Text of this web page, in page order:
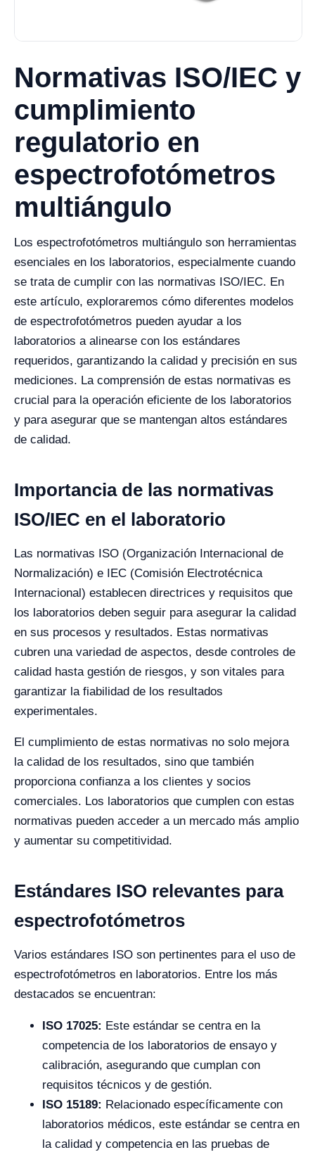
Normativas ISO/IEC y
cumplimiento
regulatorio en
espectrofotómetros
multiángulo
Los espectrofotómetros multiángulo son herramientas
esenciales en los laboratorios, especialmente cuando
se trata de cumplir con las normativas ISO/IEC. En
este artículo, exploraremos cómo diferentes modelos
de espectrofotómetros pueden ayudar a los
laboratorios a alinearse con los estándares
requeridos, garantizando la calidad y precisión en sus
mediciones. La comprensión de estas normativas es
crucial para la operación eficiente de los laboratorios
y para asegurar que se mantengan altos estándares
de calidad.
Importancia de las normativas
ISO/IEC en el laboratorio
Las normativas ISO (Organización Internacional de
Normalización) e IEC (Comisión Electrotécnica
Internacional) establecen directrices y requisitos que
los laboratorios deben seguir para asegurar la calidad
en sus procesos y resultados. Estas normativas
cubren una variedad de aspectos, desde controles de
calidad hasta gestión de riesgos, y son vitales para
garantizar la fiabilidad de los resultados
experimentales.
El cumplimiento de estas normativas no solo mejora
la calidad de los resultados, sino que también
proporciona confianza a los clientes y socios
comerciales. Los laboratorios que cumplen con estas
normativas pueden acceder a un mercado más amplio
y aumentar su competitividad.
Estándares ISO relevantes para
espectrofotómetros
Varios estándares ISO son pertinentes para el uso de
espectrofotómetros en laboratorios. Entre los más
destacados se encuentran:
ISO 17025: Este estándar se centra en la
competencia de los laboratorios de ensayo y
calibración, asegurando que cumplan con
requisitos técnicos y de gestión.
ISO 15189: Relacionado específicamente con
laboratorios médicos, este estándar se centra en
la calidad y competencia en las pruebas de